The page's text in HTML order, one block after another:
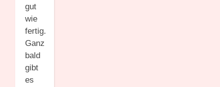
gut
wie
fertig.
Ganz
bald
gibt
es